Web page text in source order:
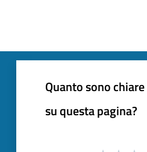
Quanto sono
su questa pagina?